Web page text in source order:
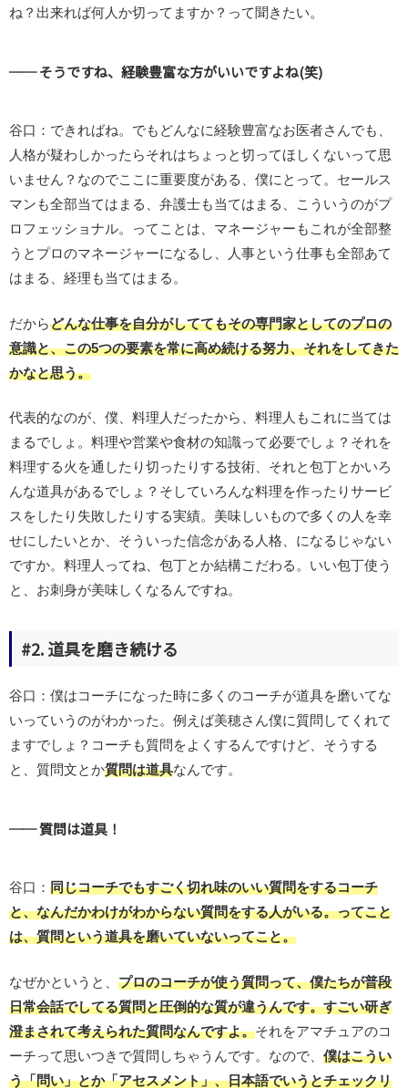
ね？出来れば何人か切ってますか？って聞きたい。
── そうですね、経験豊富な方がいいですよね(笑)
谷口：できればね。でもどんなに経験豊富なお医者さんでも、
人格が疑わしかったらそれはちょっと切ってほしくないって思
いません？なのでここに重要度がある、僕にとって。セールス
マンも全部当てはまる、弁護士も当てはまる、こういうのがプ
ロフェッショナル。ってことは、マネージャーもこれが全部整
うとプロのマネージャーになるし、人事という仕事も全部あて
はまる、経理も当てはまる。
だからどんな仕事を自分がしててもその専門家としてのプロの
意識と、この5つの要素を常に高め続ける努力、それをしてきた
かなと思う。
代表的なのが、僕、料理人だったから、料理人もこれに当ては
まるでしょ。料理や営業や食材の知識って必要でしょ？それを
料理する火を通したり切ったりする技術、それと包丁とかいろ
んな道具があるでしょ？そしていろんな料理を作ったりサービ
スをしたり失敗したりする実績。美味しいもので多くの人を幸
せにしたいとか、そういった信念がある人格、になるじゃない
ですか。料理人ってね、包丁とか結構こだわる。いい包丁使う
と、お刺身が美味しくなるんですね。
#2. 道具を磨き続ける
谷口：僕はコーチになった時に多くのコーチが道具を磨いてな
いっていうのがわかった。例えば美穂さん僕に質問してくれて
ますでしょ？コーチも質問をよくするんですけど、そうする
と、質問文とか質問は道具なんです。
── 質問は道具！
谷口： 同じコーチでもすごく切れ味のいい質問をするコーチ
と、なんだかわけがわからない質問をする人がいる。ってこと
は、質問という道具を磨いていないってこと。
なぜかというと、 プロのコーチが使う質問って、僕たちが普段
日常会話でしてる質問と圧倒的な質が違うんです。すごい研ぎ
澄まされて考えられた質問なんですよ。それをアマチュアのコ
ーチって思いつきで質問しちゃうんです。なので、 僕はこうい
う「問い」とか「アセスメント」、日本語でいうとチェックリ